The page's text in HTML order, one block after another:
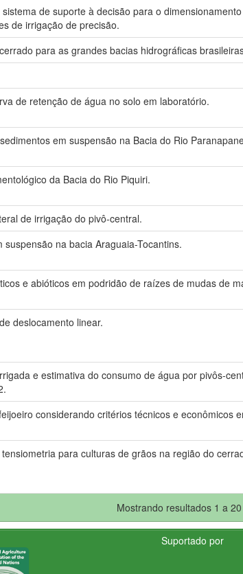
de suporte à decisão para o
de irrigação de precisão.
para as grandes bacias hidrográficas
de retenção de água no solo em laboratório.
em suspensão na Bacia do Rio
da Bacia do Rio Piquiri.
de irrigação do pivô-central.
suspensão na bacia Araguaia-Tocantins.
e abióticos em podridão de raízes de mudas de
deslocamento linear.
e estimativa do consumo de água por pivôs-
considerando critérios técnicos e econômicos
para culturas de grãos na região do
Mostrando resultados 1 a
Suportado por